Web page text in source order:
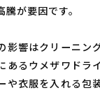
が要因です。
影響はクリーニン
あるウメザワドラ
や衣服を入れる包